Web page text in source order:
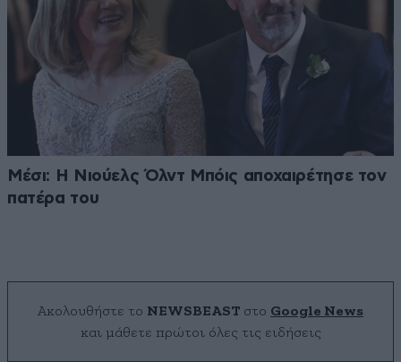
Μέσι: Η Νιούελς Όλντ Μπόις αποχαιρέτησε τον
πατέρα του
Ακολουθήστε το NEWSBEAST στο Google News
και μάθετε πρώτοι όλες τις ειδήσεις